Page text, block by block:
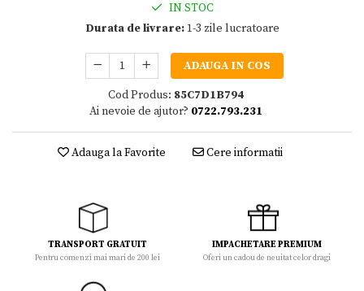
IN STOC
Durata de livrare:1-3 zile lucratoare
ADAUGA IN COS
Cod Produs: 85C7D1B794
Ai nevoie de ajutor? 0722.793.231
Adauga la Favorite Cere informatii
TRANSPORT GRATUIT
Pentru comenzi mai mari de 200 lei
IMPACHETARE PREMIUM
Oferi un cadou de neuitat celor dragi